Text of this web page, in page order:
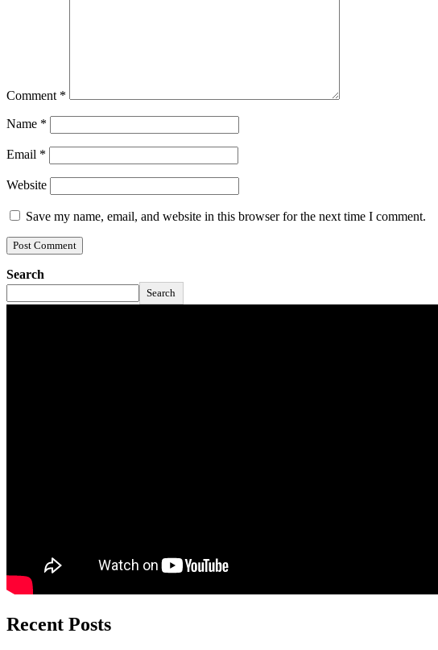
Comment *
Name *
Email *
Website
Save my name, email, and website in this browser for the next time I comment.
Search
Search
Recent Posts